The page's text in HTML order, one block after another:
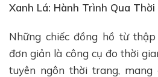
Xanh Lá: Hành Trình Qua Thời
Những chiếc đồng hồ từ
đơn giản là công cụ đo thời
tuyên ngôn thời trang, mang